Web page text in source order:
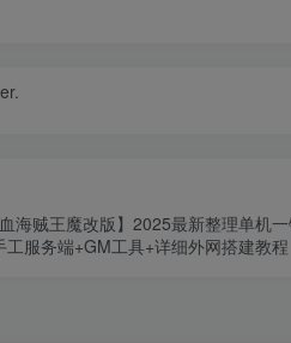
海贼王魔改版】2025最新整理单机
工服务端+GM工具+详细外网搭建教程